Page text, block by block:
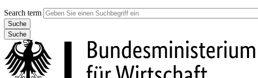
Search term
Suche